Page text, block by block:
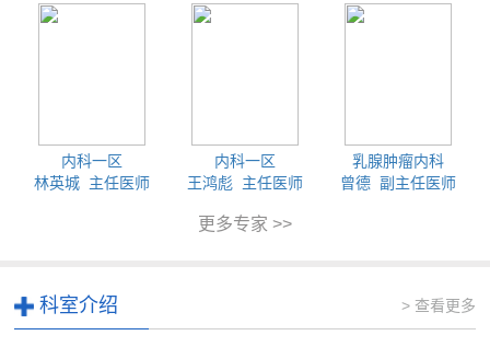
内科一区
林英城 主任医师
内科一区
王鸿彪 主任医师
乳腺肿瘤内科
曾德 副主任医师
更多专家 >>
科室介绍 > 查看更多